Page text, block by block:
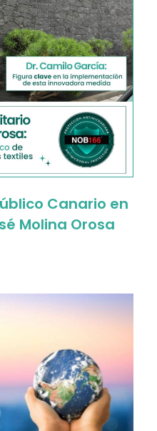
Canario en
Molina Orosa